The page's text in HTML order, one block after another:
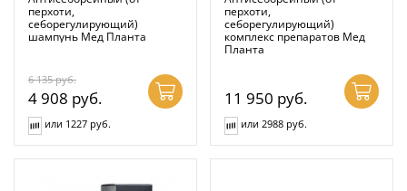
перхоти,
себорегулирующий)
шампунь Мед Планта
6 135руб.
4 908 руб.
или 1227 руб.
перхоти,
себорегулирующий)
комплекс препаратов Мед
Планта
11 950 руб.
или 2988 руб.